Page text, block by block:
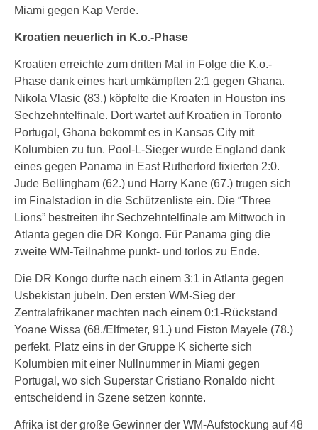
Miami gegen Kap Verde.
Kroatien neuerlich in K.o.-Phase
Kroatien erreichte zum dritten Mal in Folge die K.o.-
Phase dank eines hart umkämpften 2:1 gegen Ghana.
Nikola Vlasic (83.) köpfelte die Kroaten in Houston ins
Sechzehntelfinale. Dort wartet auf Kroatien in Toronto
Portugal, Ghana bekommt es in Kansas City mit
Kolumbien zu tun. Pool-L-Sieger wurde England dank
eines gegen Panama in East Rutherford fixierten 2:0.
Jude Bellingham (62.) und Harry Kane (67.) trugen sich
im Finalstadion in die Schützenliste ein. Die “Three
Lions” bestreiten ihr Sechzehntelfinale am Mittwoch in
Atlanta gegen die DR Kongo. Für Panama ging die
zweite WM-Teilnahme punkt- und torlos zu Ende.
Die DR Kongo durfte nach einem 3:1 in Atlanta gegen
Usbekistan jubeln. Den ersten WM-Sieg der
Zentralafrikaner machten nach einem 0:1-Rückstand
Yoane Wissa (68./Elfmeter, 91.) und Fiston Mayele (78.)
perfekt. Platz eins in der Gruppe K sicherte sich
Kolumbien mit einer Nullnummer in Miami gegen
Portugal, wo sich Superstar Cristiano Ronaldo nicht
entscheidend in Szene setzen konnte.
Afrika ist der große Gewinner der WM-Aufstockung auf 48